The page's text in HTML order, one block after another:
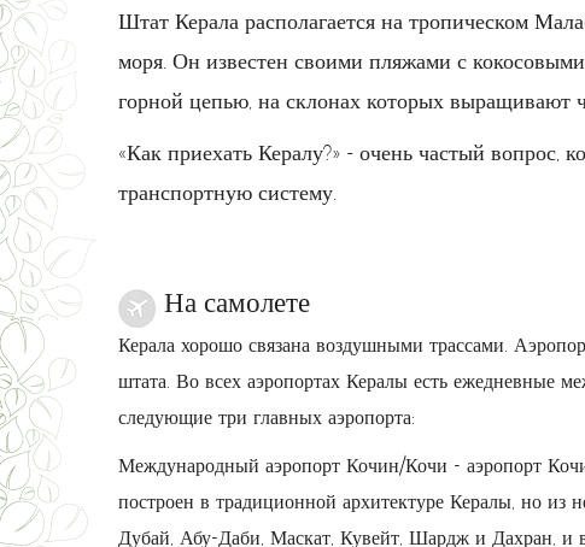
Штат Керала располагается на тропическом
моря. Он известен своими пляжами с
горной цепью, на склонах которых выращивают
«Как приехать Кералу?» - очень частый
транспортную систему.
На самолете
Керала хорошо связана воздушными трассами.
штата. Во всех аэропортах Кералы есть ежедневные
следующие три главных аэропорта:
Международный аэропорт Кочин/Кочи - аэропорт
построен в традиционной архитектуре Кералы, но
Дубай, Абу-Даби, Маскат, Кувейт, Шардж и Дахран, и